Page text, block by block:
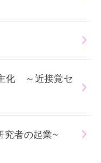
化 ～近接覚セ
究者の起業~